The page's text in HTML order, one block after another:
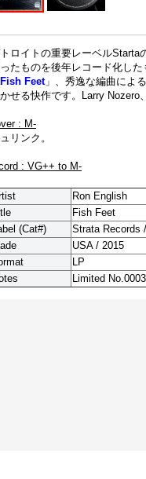
ロイトの重要レーベルStarta
たものを後年レコード化し
Fish Feet」、秀逸な編曲によ
せる快作です。Larry Nozero
: M-
リンク。
: VG++ to M-
Ron English
Fish Feet
(Cat#)
Strata Records
USA / 2015
LP
Limited